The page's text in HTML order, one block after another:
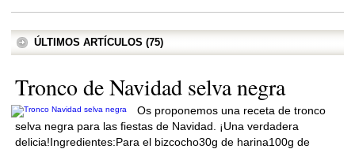
ÚLTIMOS ARTÍCULOS (75)
Tronco de Navidad selva negra
Os proponemos una receta de tronco
selva negra para las fiestas de Navidad. ¡Una verdadera
delicia!Ingredientes:Para el bizcocho30g de harina100g de